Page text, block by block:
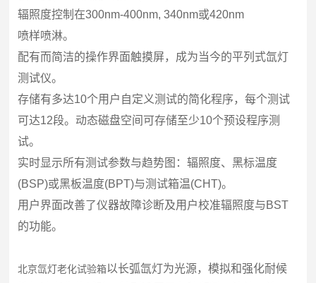
辐照度控制在300nm-400nm, 340nm或420nm
喷样喷淋。
配有而简洁的操作界面触摸屏，成为当今的平列式氙灯
测试仪。
存储有多达10个用户自定义测试的简化程序，每个测试
可达12段。动态磁盘空间可存储至少10个预设程序测
试。
实时显示所有测试参数与趋势图：辐照度、黑标温度
(BSP)或黑板温度(BPT)与测试箱温(CHT)。
用户界面改善了仪器故障诊断及用户校准辐照度与BST
的功能。
北京氙灯老化试验箱以长弧氙灯为光源，模拟和强化耐候